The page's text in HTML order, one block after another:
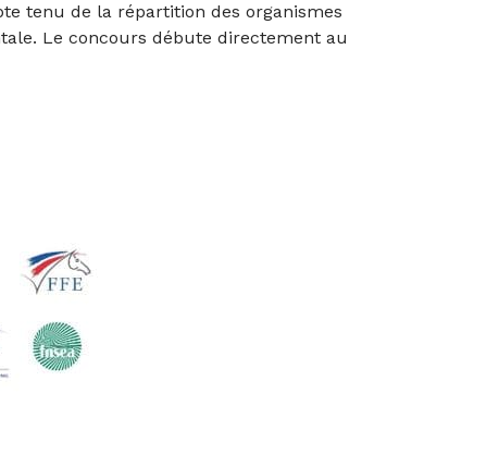
tenu de la répartition des organismes
Le concours débute directement au